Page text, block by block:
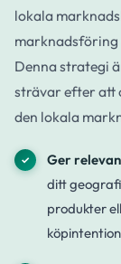
lokala
marknadsföring
Denna strategi
strävar efter att
den lokala
Ger
ditt
produkter